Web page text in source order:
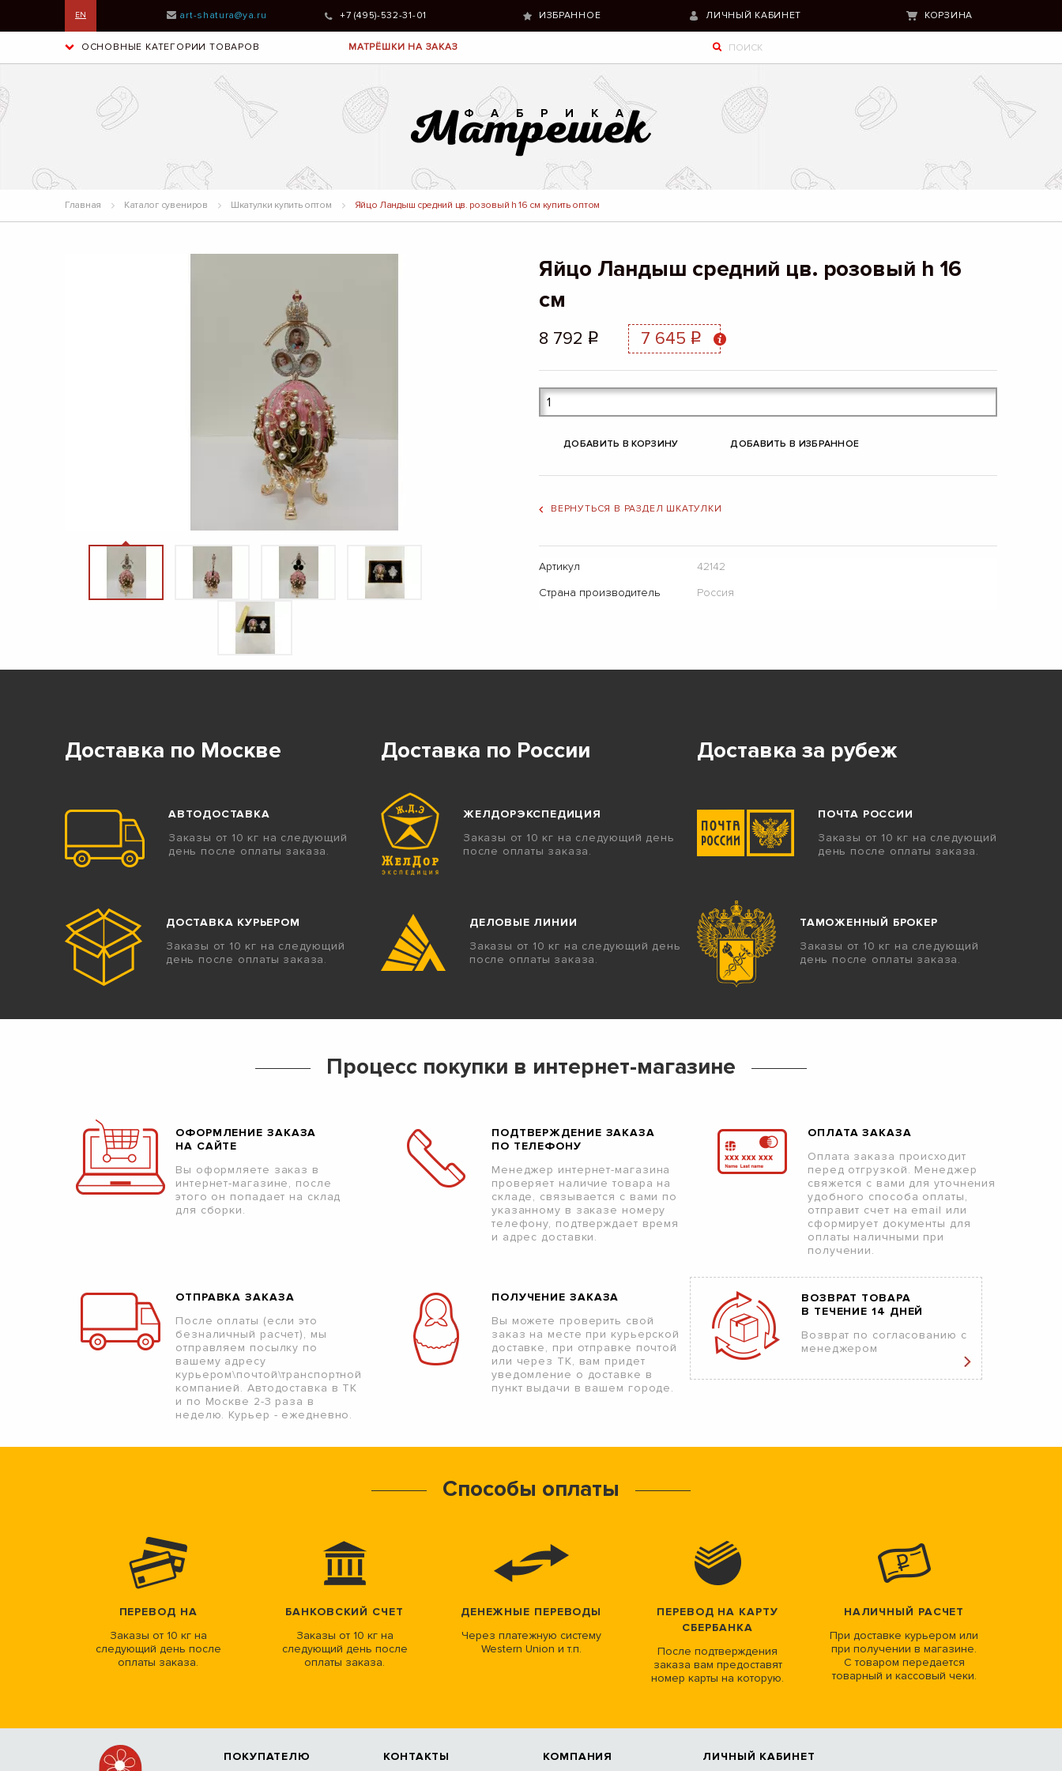
EN art-shatura@ya.ru +7 (495)-532-31-01 ИЗБРАННОЕ ЛИЧНЫЙ КАБИНЕТ КОРЗИНА
ОСНОВНЫЕ КАТЕГОРИИ ТОВАРОВ МАТРЁШКИ НА ЗАКАЗ
Главная Каталог сувениров Шкатулки купить оптом Яйцо Ландыш средний цв. розовый h 16 см купить оптом
Яйцо Ландыш средний цв. розовый h 16
см
8 792 q 7 645 q
ДОБАВИТЬ В КОРЗИНУ ДОБАВИТЬ В ИЗБРАННОЕ
ВЕРНУТЬСЯ В РАЗДЕЛ ШКАТУЛКИ
Артикул
42142
Страна производитель
Россия
Доставка по Москве
АВТОДОСТАВКА
Заказы от 10 кг на следующий
день после оплаты заказа.
Доставка по России
ЖЕЛДОРЭКСПЕДИЦИЯ
Заказы от 10 кг на следующий день
после оплаты заказа.
Доставка за рубеж
ПОЧТА РОССИИ
Заказы от 10 кг на следующий
день после оплаты заказа.
ДОСТАВКА КУРЬЕРОМ
Заказы от 10 кг на следующий
день после оплаты заказа.
ДЕЛОВЫЕ ЛИНИИ
Заказы от 10 кг на следующий день
после оплаты заказа.
ТАМОЖЕННЫЙ БРОКЕР
Заказы от 10 кг на следующий
день после оплаты заказа.
Процесс покупки в интернет-магазине
ОФОРМЛЕНИЕ ЗАКАЗА
НА САЙТЕ
Вы оформляете заказ в
интернет-магазине, после
этого он попадает на склад
для сборки.
ПОДТВЕРЖДЕНИЕ ЗАКАЗА
ПО ТЕЛЕФОНУ
Менеджер интернет-магазина
проверяет наличие товара на
складе, связывается с вами по
указанному в заказе номеру
телефону, подтверждает время
и адрес доставки.
ОПЛАТА ЗАКАЗА
Оплата заказа происходит
перед отгрузкой. Менеджер
свяжется с вами для уточнения
удобного способа оплаты,
отправит счет на email или
сформирует документы для
оплаты наличными при
получении.
ОТПРАВКА ЗАКАЗА
После оплаты (если это
безналичный расчет), мы
отправляем посылку по
вашему адресу
курьером\почтой\транспортной
компанией. Автодоставка в ТК
и по Москве 2-3 раза в
неделю. Курьер - ежедневно.
ПОЛУЧЕНИЕ ЗАКАЗА
Вы можете проверить свой
заказ на месте при курьерской
доставке, при отправке почтой
или через ТК, вам придет
уведомление о доставке в
пункт выдачи в вашем городе.
ВОЗВРАТ ТОВАРА
В ТЕЧЕНИЕ 14 ДНЕЙ
Возврат по согласованию с
менеджером
Способы оплаты
ПЕРЕВОД НА
Заказы от 10 кг на
следующий день после
оплаты заказа.
БАНКОВСКИЙ СЧЕТ
Заказы от 10 кг на
следующий день после
оплаты заказа.
ДЕНЕЖНЫЕ ПЕРЕВОДЫ
Через платежную систему
Western Union и т.п.
ПЕРЕВОД НА КАРТУ
СБЕРБАНКА
После подтверждения
заказа вам предоставят
номер карты на которую.
НАЛИЧНЫЙ РАСЧЕТ
При доставке курьером или
при получении в магазине.
С товаром передается
товарный и кассовый чеки.
ПОКУПАТЕЛЮ КОНТАКТЫ КОМПАНИЯ ЛИЧНЫЙ КАБИНЕТ